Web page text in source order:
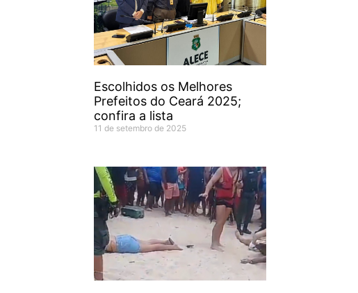
Escolhidos os Melhores
Prefeitos do Ceará 2025;
confira a lista
11 de setembro de 2025